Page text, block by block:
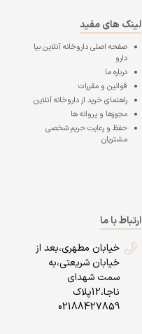
لینک های مفید
صفحه اصلیداروخانه آنلاین بیا
دارو
درباره ما
قوانین و مقررات
راهنمای خرید از داروخانه آنلاین
مجوزها و پروانه ها
حفظ و رعایت حریم شخصی
مشتریان
ارتباط با ما
خیابان مطهری،بعد از
خیابان شریعتی،به
سمت شهدای
ناجا،12پلاک
02188427859